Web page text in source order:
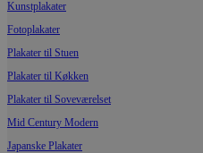
Kunstplakater
Fotoplakater
Plakater til Stuen
Plakater til Køkken
Plakater til Soveværelset
Mid Century Modern
Japanske Plakater